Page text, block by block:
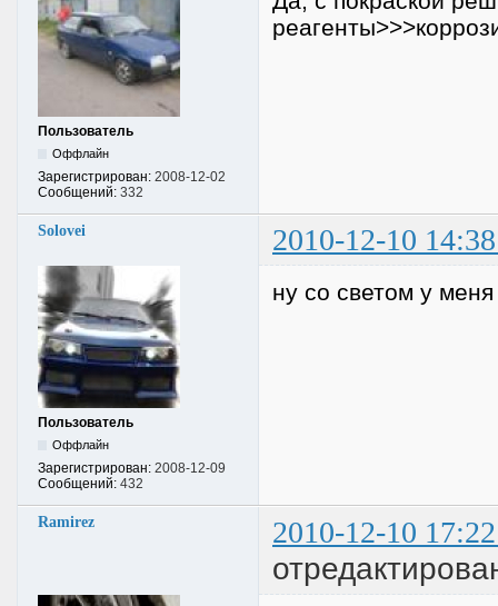
Пользователь
Оффлайн
Зарегистрирован: 2008-12-02
Сообщений: 332
Solovei 2010-12-10
Пользователь
Оффлайн
Зарегистрирован: 2008-12-09
Сообщений: 432
ну со светом у
Ramirez 2010-12-10